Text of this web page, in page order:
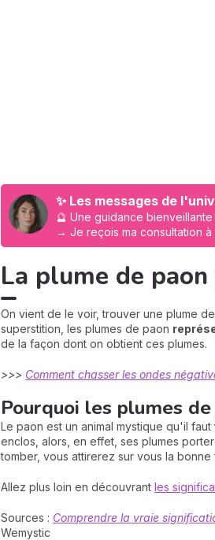
✨ Les messages de
🔮 Une guidance
→ Je reçois ma consultation à
La plume de
On vient de le voir, trouver une plume
superstition, les plumes de paon
de la façon dont on obtient ces plumes.
>>> Comment chasser les ondes
Pourquoi les plumes
Le paon est un animal mystique qu'il faut
enclos, alors, en effet, ses plumes
tomber, vous attirerez sur vous la bonne
Allez plus loin en découvrant les
Sources : Comprendre la vraie
Wemystic